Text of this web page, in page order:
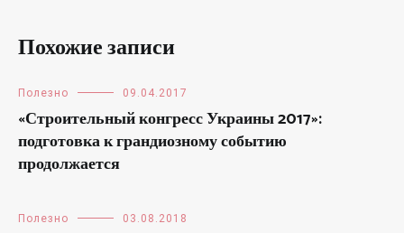
Похожие записи
Полезно 09.04.2017
«Строительный конгресс Украины 2017»:
подготовка к грандиозному событию
продолжается
Полезно 03.08.2018